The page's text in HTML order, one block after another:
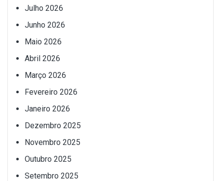
Julho 2026
Junho 2026
Maio 2026
Abril 2026
Março 2026
Fevereiro 2026
Janeiro 2026
Dezembro 2025
Novembro 2025
Outubro 2025
Setembro 2025